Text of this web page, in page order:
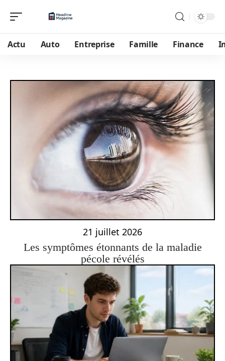
Actu Auto Entreprise Famille Finance
21 juillet 2026
Les symptômes étonnants de la maladie
pécole révélés